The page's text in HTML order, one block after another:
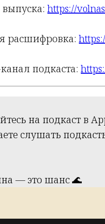
выпуска:https://
расшифровка:
канал подкаста:
на подкаст в
слушать
— это шанс 🌊